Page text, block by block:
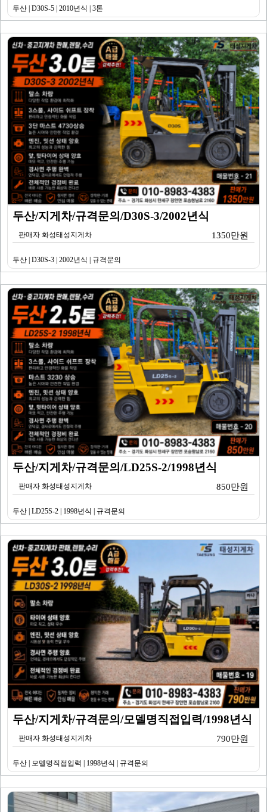
두산 | D30S-5 | 2010년식 | 3톤
두산/지게차/규격문의/D30S-3/2002년식
판매자 화성태성지게차 1350만원
두산 | D30S-3 | 2002년식 | 규격문의
두산/지게차/규격문의/LD25S-2/1998년식
판매자 화성태성지게차 850만원
두산 | LD25S-2 | 1998년식 | 규격문의
두산/지게차/규격문의/모델명직접입력/1998년식
판매자 화성태성지게차 790만원
두산 | 모델명직접입력 | 1998년식 | 규격문의